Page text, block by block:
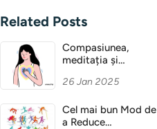
Related Posts
Compasiunea,
meditația și
26 Jan 2025
Cel mai bun Mod de
a Reduce